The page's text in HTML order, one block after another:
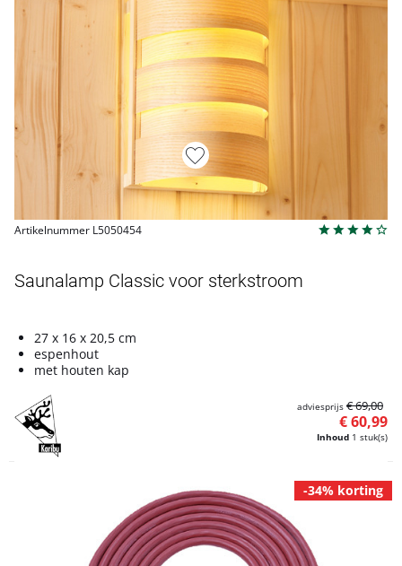
Artikelnummer L5050454
Saunalamp Classic voor sterkstroom
27 x 16 x 20,5 cm
espenhout
met houten kap
Inhoud 1 stuk(s)
€ 60,99
adviesprijs € 69,00
-34% korting